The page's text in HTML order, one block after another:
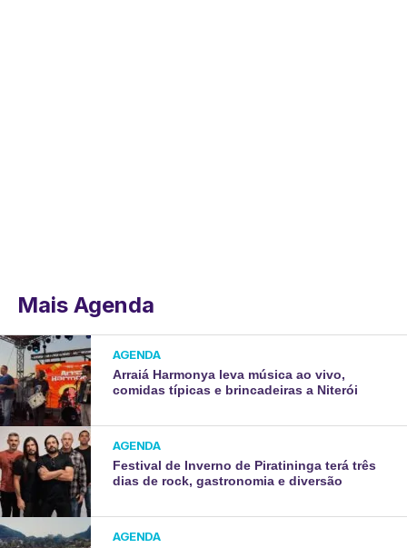
Mais Agenda
AGENDA
Arraiá Harmonya leva música ao vivo,
comidas típicas e brincadeiras a Niterói
AGENDA
Festival de Inverno de Piratininga terá três
dias de rock, gastronomia e diversão
AGENDA